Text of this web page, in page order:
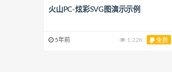
火山PC-炫彩SVG图演示示例
5年前 1.22K 免费